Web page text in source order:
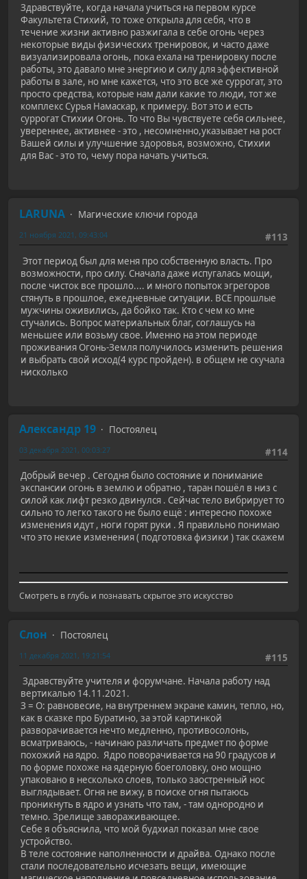
Здравствуйте, когда начала учиться на первом курсе
Факультета Стихий, то тоже открыла для себя, что в
течение жизни активно разжигала в себе огонь через
некоторые виды физических тренировок, и часто даже
визуализировала огонь, пока ехала на тренировку после
работы, это давало мне энергию и силу для эффективной
работы в зале, но мне кажется, что это все же суррогат, это
просто средства, которые нам дали какие то люди, тот же
комплекс Сурья Намаскар, к примеру. Вот это и есть
суррогат Стихии Огонь. То что Вы чувствуете себя сильнее,
увереннее, активнее - это , несомненно,указывает на рост
Вашей силы и улучшение здоровья, возможно, Стихии
для Вас - это то, чему пора начать учиться.
LARUNA
Магические ключи города
#113
21 ноября 2021, 09:43:04
Этот период был для меня про собственную власть. Про
возможности, про силу. Сначала даже испугалась мощи,
после чисток все прошло.... и много попыток эгрегоров
стянуть в прошлое, ежедневные ситуации. ВСЕ прошлые
мужчины оживились, да бойко так. Кто с чем ко мне
стучались. Вопрос материальных благ, соглашусь на
меньшее или возьму свое. Именно на этом периоде
проживания Огонь-Земля получилось изменить решения
и выбрать свой исход(4 курс пройден). в общем не скучала
нисколько
Александр 19
Постоялец
#114
03 декабря 2021, 00:03:27
Добрый вечер . Сегодня было состояние и понимание
экспансии огонь в землю и обратно , таран пошёл в низ с
силой как лифт резко двинулся . Сейчас тело вибрирует то
сильно то легко такого не было ещё : интересно похоже
изменения идут , ноги горят руки . Я правильно понимаю
что это некие изменения ( подготовка физики ) так скажем
Смотреть в глубь и познавать скрытое это искусство
Слон
Постоялец
#115
11 декабря 2021, 19:21:54
Здравствуйте учителя и форумчане. Начала работу над
вертикалью 14.11.2021.
З = О: равновесие, на внутреннем экране камин, тепло, но,
как в сказке про Буратино, за этой картинкой
разворачивается нечто медленно, противосолонь,
всматриваюсь, - начинаю различать предмет по форме
похожий на ядро. Ядро поворачивается на 90 градусов и
по форме похоже на ядерную боеголовку, оно мощно
упаковано в несколько слоев, только заостренный нос
выглядывает. Огня не вижу, в поиске огня пытаюсь
проникнуть в ядро и узнать что там, - там однородно и
темно. Зрелище завораживающее.
Себе я объяснила, что мой будхиал показал мне свое
устройство.
В теле состояние наполненности и драйва. Однако после
стали последовательно исчезать вещи, имеющие